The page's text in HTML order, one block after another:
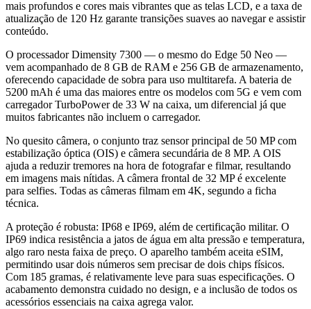
mais profundos e cores mais vibrantes que as telas LCD, e a taxa de
atualização de 120 Hz garante transições suaves ao navegar e assistir
conteúdo.
O processador Dimensity 7300 — o mesmo do Edge 50 Neo —
vem acompanhado de 8 GB de RAM e 256 GB de armazenamento,
oferecendo capacidade de sobra para uso multitarefa. A bateria de
5200 mAh é uma das maiores entre os modelos com 5G e vem com
carregador TurboPower de 33 W na caixa, um diferencial já que
muitos fabricantes não incluem o carregador.
No quesito câmera, o conjunto traz sensor principal de 50 MP com
estabilização óptica (OIS) e câmera secundária de 8 MP. A OIS
ajuda a reduzir tremores na hora de fotografar e filmar, resultando
em imagens mais nítidas. A câmera frontal de 32 MP é excelente
para selfies. Todas as câmeras filmam em 4K, segundo a ficha
técnica.
A proteção é robusta: IP68 e IP69, além de certificação militar. O
IP69 indica resistência a jatos de água em alta pressão e temperatura,
algo raro nesta faixa de preço. O aparelho também aceita eSIM,
permitindo usar dois números sem precisar de dois chips físicos.
Com 185 gramas, é relativamente leve para suas especificações. O
acabamento demonstra cuidado no design, e a inclusão de todos os
acessórios essenciais na caixa agrega valor.